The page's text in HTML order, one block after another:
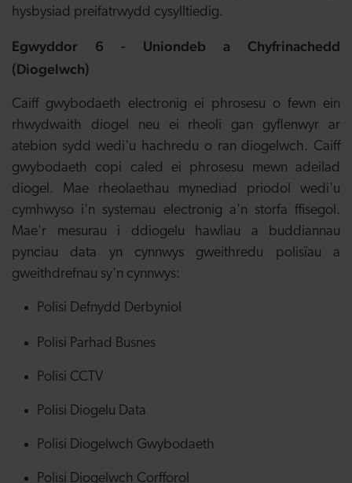
hysbysiad preifatrwydd cysylltiedig.
Egwyddor 6 - Uniondeb a Chyfrinachedd
(Diogelwch)
Caiff gwybodaeth electronig ei phrosesu o fewn ein
rhwydwaith diogel neu ei rheoli gan gyflenwyr ar
atebion sydd wedi'u hachredu o ran diogelwch. Caiff
gwybodaeth copi caled ei phrosesu mewn adeilad
diogel. Mae rheolaethau mynediad priodol wedi'u
cymhwyso i'n systemau electronig a'n storfa ffisegol.
Mae'r mesurau i ddiogelu hawliau a buddiannau
pynciau data yn cynnwys gweithredu polisïau a
gweithdrefnau sy'n cynnwys:
Polisi Defnydd Derbyniol
Polisi Parhad Busnes
Polisi CCTV
Polisi Diogelu Data
Polisi Diogelwch Gwybodaeth
Polisi Diogelwch Corfforol